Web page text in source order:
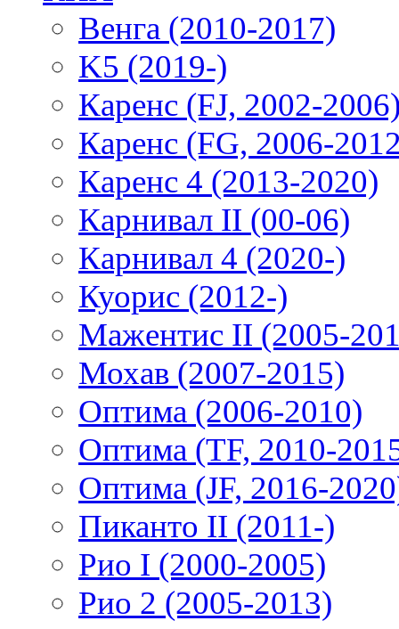
Венга (2010-2017)
K5 (2019-)
Каренс (FJ, 2002-
Каренс (FG, 2006-
Каренс 4 (2013-2020)
Карнивал II (00-06)
Карнивал 4 (2020-)
Куорис (2012-)
Мажентис II (2005-
Мохав (2007-2015)
Оптима (2006-2010)
Оптима (TF, 2010-
Оптима (JF, 2016-
Пиканто II (2011-)
Рио I (2000-2005)
Рио 2 (2005-2013)